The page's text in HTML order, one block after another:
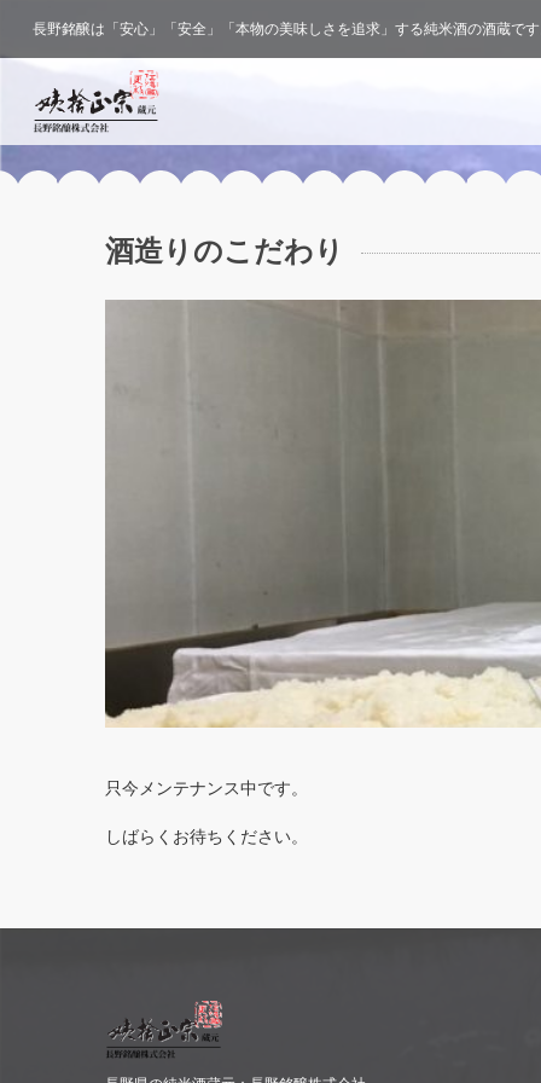
長野銘醸は「安心」「安全」「本物の美味しさを追求」する純米酒の酒蔵です
酒造りのこだわり
只今メンテナンス中です。
しばらくお待ちください。